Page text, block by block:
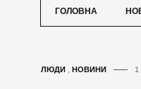
ГОЛОВНА
ЛЮДИ НОВИНИ